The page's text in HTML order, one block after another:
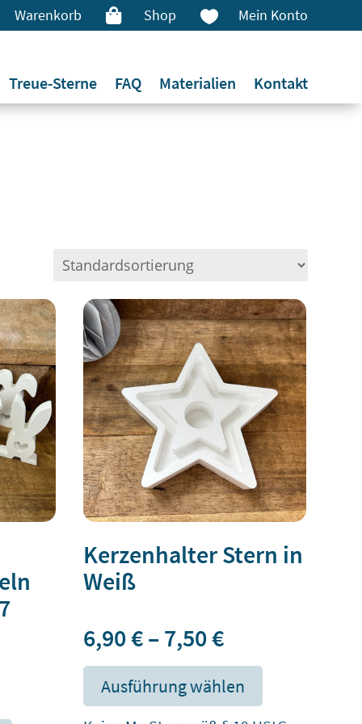
 Mein Konto
 Shop
Warenkorb
Treue-Sterne FAQ Materialien Kontakt
Kerzenhalter Stern in
Weiß
6,90€–7,50€
Ausführung wählen
weist